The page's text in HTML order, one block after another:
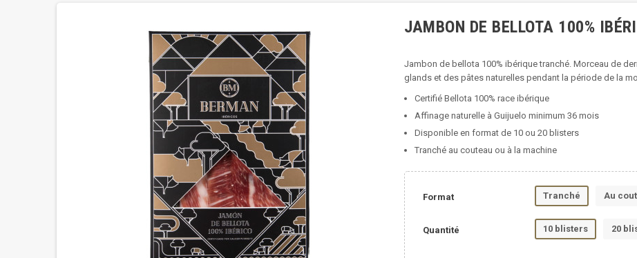
JAMBON DE BELLOTA 100%
Jambon de bellota 100% ibérique tranché. Morceau de
glands et des pâtes naturelles pendant la période de la
Certifié Bellota 100% race ibérique
Affinage naturelle à Guijuelo minimum 36 mois
Disponible en format de 10 ou 20 blisters
Tranché au couteau ou à la machine
Format Tranché Au
Quantité 10 blisters 20